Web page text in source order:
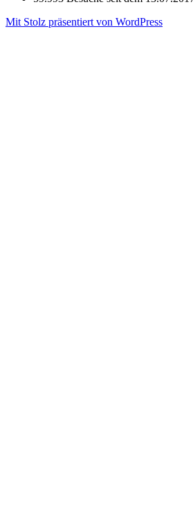
Mit Stolz präsentiert von WordPress